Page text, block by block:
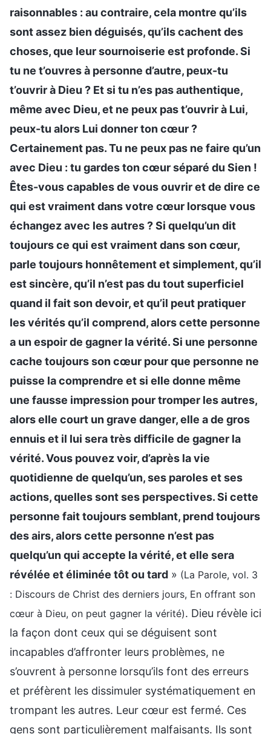
raisonnables : au contraire, cela montre qu’ils
sont assez bien déguisés, qu’ils cachent des
choses, que leur sournoiserie est profonde. Si
tu ne t’ouvres à personne d’autre, peux-tu
t’ouvrir à Dieu ? Et si tu n’es pas authentique,
même avec Dieu, et ne peux pas t’ouvrir à Lui,
peux-tu alors Lui donner ton cœur ?
Certainement pas. Tu ne peux pas ne faire qu’un
avec Dieu : tu gardes ton cœur séparé du Sien !
Êtes-vous capables de vous ouvrir et de dire ce
qui est vraiment dans votre cœur lorsque vous
échangez avec les autres ? Si quelqu’un dit
toujours ce qui est vraiment dans son cœur,
parle toujours honnêtement et simplement, qu’il
est sincère, qu’il n’est pas du tout superficiel
quand il fait son devoir, et qu’il peut pratiquer
les vérités qu’il comprend, alors cette personne
a un espoir de gagner la vérité. Si une personne
cache toujours son cœur pour que personne ne
puisse la comprendre et si elle donne même
une fausse impression pour tromper les autres,
alors elle court un grave danger, elle a de gros
ennuis et il lui sera très difficile de gagner la
vérité. Vous pouvez voir, d’après la vie
quotidienne de quelqu’un, ses paroles et ses
actions, quelles sont ses perspectives. Si cette
personne fait toujours semblant, prend toujours
des airs, alors cette personne n’est pas
quelqu’un qui accepte la vérité, et elle sera
révélée et éliminée tôt ou tard » (La Parole, vol. 3
: Discours de Christ des derniers jours, En offrant son
cœur à Dieu, on peut gagner la vérité). Dieu révèle ici
la façon dont ceux qui se déguisent sont
incapables d’affronter leurs problèmes, ne
s’ouvrent à personne lorsqu’ils font des erreurs
et préfèrent les dissimuler systématiquement en
trompant les autres. Leur cœur est fermé. Ces
gens sont particulièrement malfaisants. Ils sont